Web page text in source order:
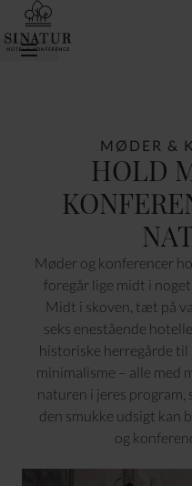
MØDER &
HOLD
Møder og konferencer
foregår lige midt i
Midt i skoven, tæt på
seks enestående
historiske herregårde
minimalisme – alle med
naturen i jeres program,
den smukke udsigt kan
og